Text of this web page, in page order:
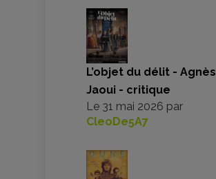
L’objet du délit - Agnès
Jaoui - critique
Le 31 mai 2026 par
CleoDe5A7